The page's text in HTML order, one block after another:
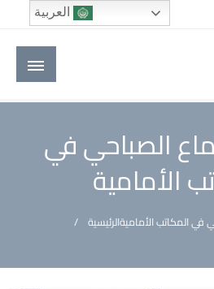
في العالم العربي
الصباحي في
الأمامية
الرئيسيةفي المكاتب الأمامية
العربية